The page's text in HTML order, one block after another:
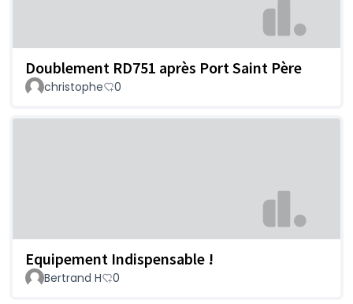
Doublement RD751 après Port Saint Père
christophe 0
Equipement Indispensable !
Bertrand H 0